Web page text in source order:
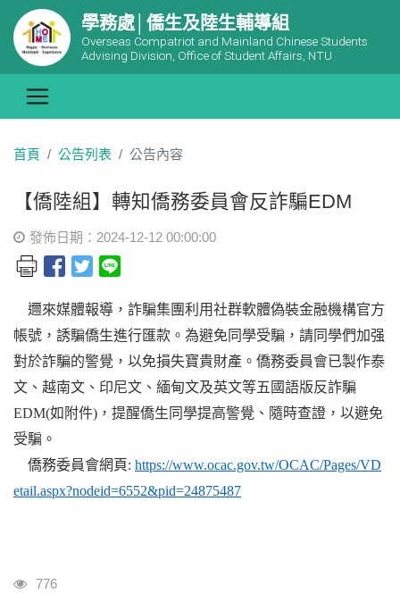
學務處│僑生及陸生輔導組
Overseas Compatriot and Mainland Chinese Students
Advising Division, Office of Student Affairs, NTU
首頁 公告列表 公告內容
【僑陸組】轉知僑務委員會反詐騙EDM
發佈日期：2024-12-12 00:00:00
邇來媒體報導，詐騙集團利用社群軟體偽裝金融機構官方
帳號，誘騙僑生進行匯款。為避免同學受騙，請同學們加强
對於詐騙的警覺，以免損失寶貴財產。僑務委員會已製作泰
文、越南文、印尼文、緬甸文及英文等五國語版反詐騙
EDM(如附件) ，提醒僑生同學提高警覺、隨時查證，以避免
受騙。
僑務委員會網頁: https://www.ocac.gov.tw/OCAC/Pages/VD
etail.aspx?nodeid=6552&pid=24875487
瀏覽人次
776